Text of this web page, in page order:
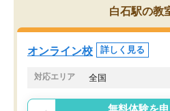
がら頑張って欲しいと思います！
白石駅の教
オンライン校 詳しく見る
対応エリア 全国